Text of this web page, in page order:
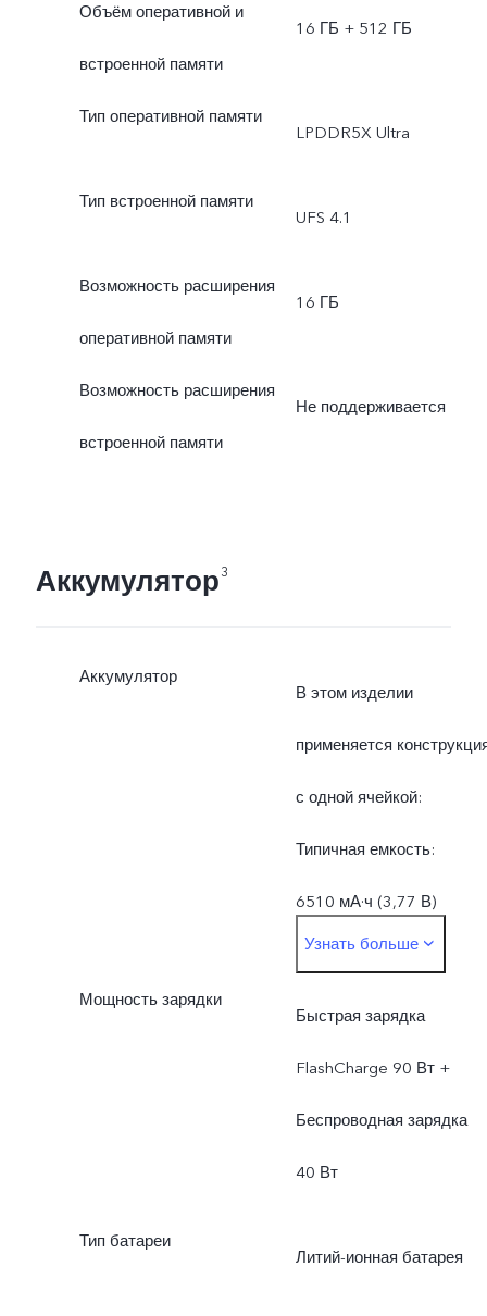
Объём оперативной и
встроенной памяти
16 ГБ + 512 ГБ
Тип оперативной памяти
LPDDR5X Ultra
Тип встроенной памяти
UFS 4.1
Возможность расширения
оперативной памяти
16 ГБ
Возможность расширения
встроенной памяти
Не поддерживается
Аккумулятор3
Аккумулятор
В этом изделии
применяется
с одной ячейкой:
Типичная емкость:
6510 мА·ч (3,77 В)
Типичное
энергопотребление:
Вт·ч
Номинальная емкость:
6375 мА·ч (3,77 В)
энергопотребление:
Узнать больше
Мощность зарядки
Быстрая зарядка
FlashCharge 90 Вт +
Беспроводная зарядка
40 Вт
Тип батареи
Литий-ионная батарея